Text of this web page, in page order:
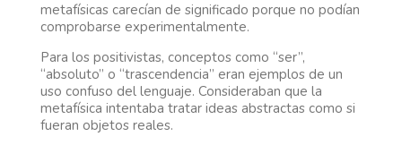
metafísicas carecían de significado porque no podían
comprobarse experimentalmente.
Para los positivistas, conceptos como “ser”,
“absoluto” o “trascendencia” eran ejemplos de un
uso confuso del lenguaje. Consideraban que la
metafísica intentaba tratar ideas abstractas como si
fueran objetos reales.